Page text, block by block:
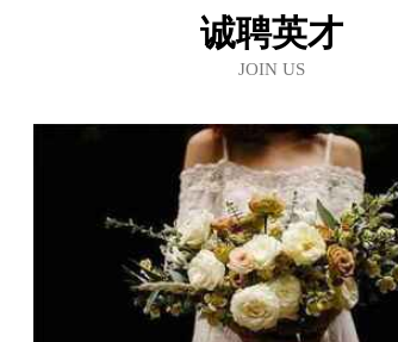
诚聘英才
JOIN US